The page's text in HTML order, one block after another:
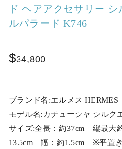
ド ヘアアクセサリー
ルパラード K746
34,800
ブランド名:エルメス HERMES
モデル名:カチューシャ シルク
サイズ:全長：約37cm 縦最大
13.5cm 幅：約1.5cm ※平置